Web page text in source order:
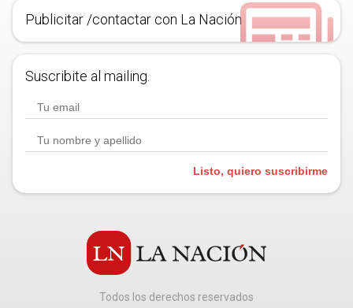
Publicitar /contactar con La Nación
Suscribite al mailing.
Listo, quiero suscribirme
Todos los derechos reservados